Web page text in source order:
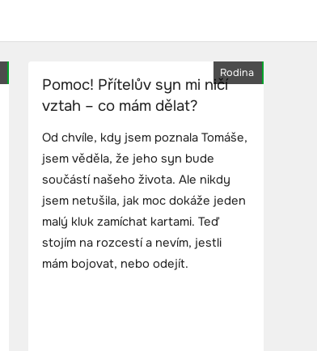
Rodina
Pomoc! Přítelův syn mi ničí
vztah – co mám dělat?
Od chvíle, kdy jsem poznala Tomáše,
jsem věděla, že jeho syn bude
součástí našeho života. Ale nikdy
jsem netušila, jak moc dokáže jeden
malý kluk zamíchat kartami. Teď
stojím na rozcestí a nevím, jestli
mám bojovat, nebo odejít.